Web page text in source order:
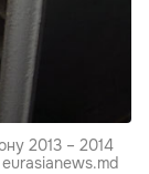
2013 – 2014